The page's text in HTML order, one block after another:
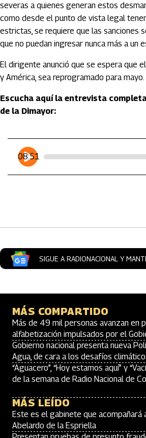
severas a quienes generan estos
como desde el punto de vista legal
estrictas, se requiere que las sanciones
que no puedan ingresar nunca más a un
El dirigente anunció que se espera que
y América, sea reprogramado para mayo.
Escucha aquí la entrevista
de la Dimayor:
Artículos Player
Player Articulos
play
08:51
SIGUE A RADIONACIONAL Y
MÁS COMPARTIDO
Más de 49 mil personas avanzan en
alfabetización impulsados por el
Gobierno nacional presenta nueva
Agua, de cara a los desafíos
“Aguacero”, “Hoy estamos aquí” y
de la semana de Radio Nacional de
MÁS LEÍDO
Este es el gabinete que acompañará
Abelardo de la Espriella